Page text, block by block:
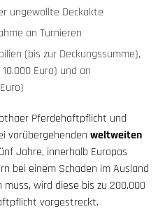
ungewollte Deckakte
an Turnieren
(bis zur Deckungssumme),
Euro) und an
Pferdehaftpflicht und
vorübergehenden weltweiten
Jahre, innerhalb Europas
bei einem Schaden im Ausland
wird diese bis zu 200.000
vorgestreckt.